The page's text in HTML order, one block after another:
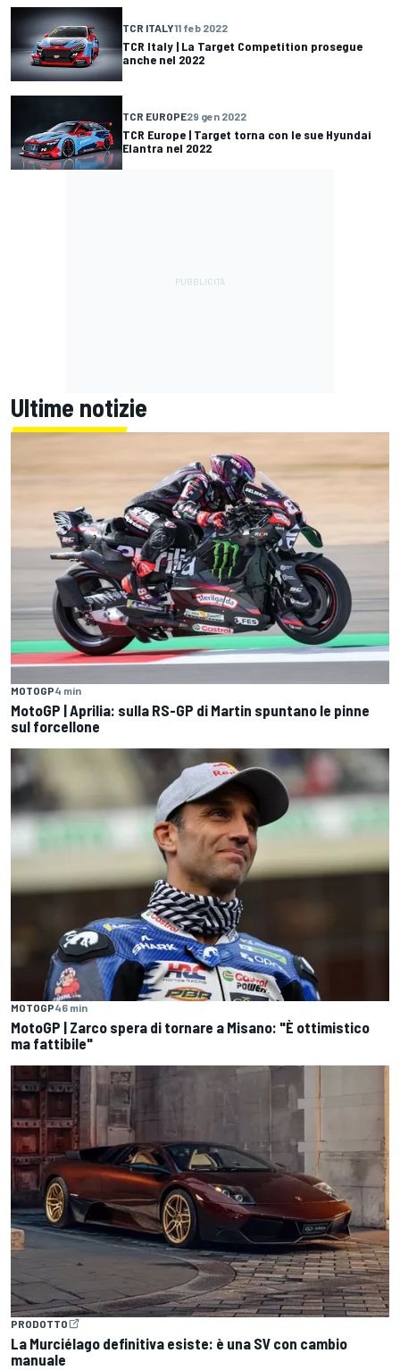
TCR ITALY11 feb 2022
TCR Italy | La Target Competition prosegue
anche nel 2022
TCR EUROPE29 gen 2022
TCR Europe | Target torna con le sue Hyundai
Elantra nel 2022
Ultime notizie
MOTOGP4 min
MotoGP | Aprilia: sulla RS-GP di Martin spuntano le pinne
sul forcellone
MOTOGP46 min
MotoGP | Zarco spera di tornare a Misano: "È ottimistico
ma fattibile"
PRODOTTO
La Murciélago definitiva esiste: è una SV con cambio
manuale